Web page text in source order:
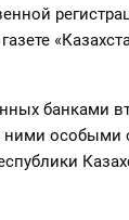
банками
ними особыми